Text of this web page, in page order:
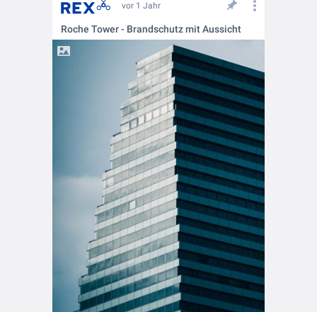
vor 1 Jahr
Roche Tower - Brandschutz mit Aussicht